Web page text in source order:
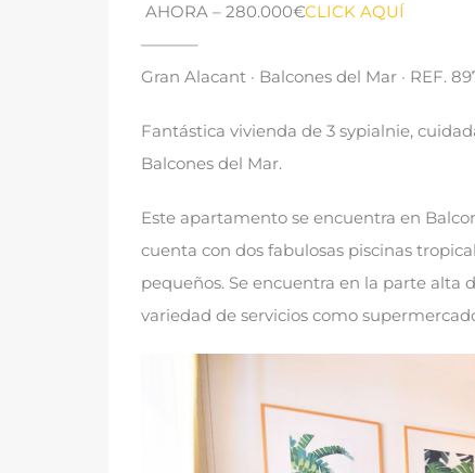
AHORA – 280.000€CLICK AQUÍ
———–
Gran Alacant · Balcones del Mar · REF.
Fantástica vivienda de 3 sypialnie,
Balcones del Mar.
Este apartamento se encuentra en
cuenta con dos fabulosas piscinas
pequeños. Se encuentra en la parte alta
variedad de servicios como